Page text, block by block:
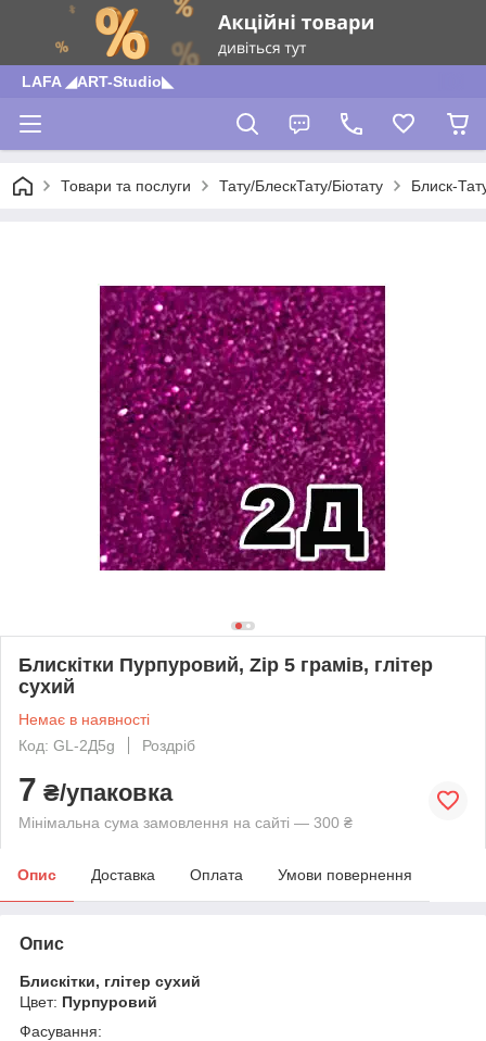
LAFA ◢ART-Studio◣
Товари та послуги Тату/БлескТату/Біотату Блиск-
Блискітки Пурпуровий, Zip 5 грамів, глітер
сухий
Немає в наявності
Код: GL-2Д5g
Роздріб
7 ₴/упаковка
Мінімальна сума замовлення на сайті — 300 ₴
Опис Доставка Оплата Умови повернення
Опис
Блискітки, глітер сухий
Цвет: Пурпуровий
Фасування: